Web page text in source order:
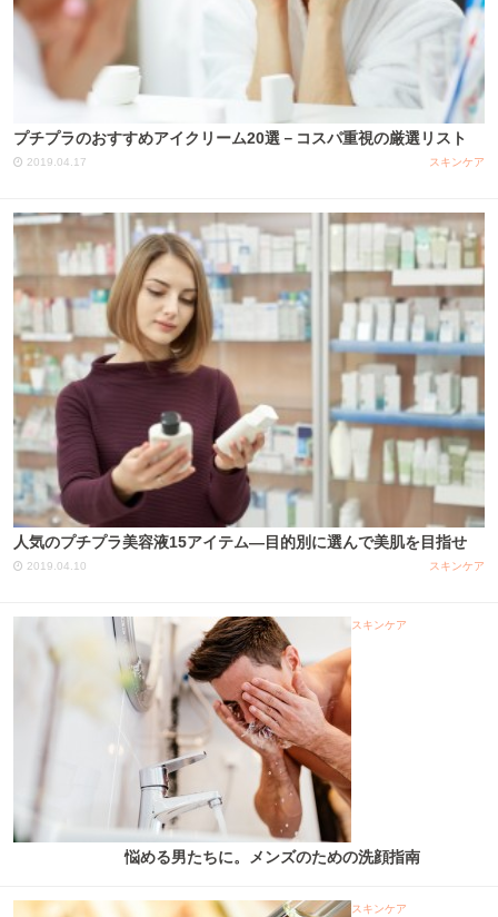
プチプラのおすすめアイクリーム20選－コスパ重視の厳選リスト
2019.04.17 スキンケア
人気のプチプラ美容液15アイテム―目的別に選んで美肌を目指せ
2019.04.10 スキンケア
スキンケア
悩める男たちに。メンズのための洗顔指南
スキンケア